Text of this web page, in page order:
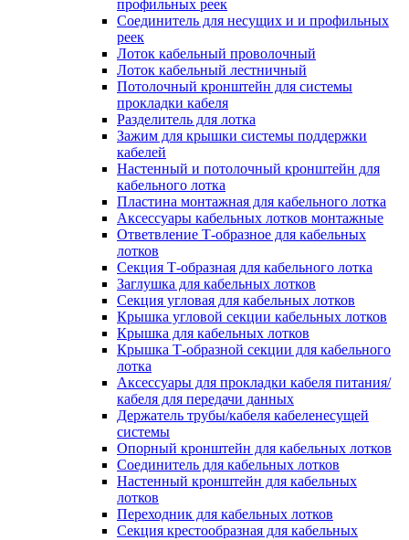
профильных реек
Соединитель для несущих и и профильных
реек
Лоток кабельный проволочный
Лоток кабельный лестничный
Потолочный кронштейн для системы
прокладки кабеля
Разделитель для лотка
Зажим для крышки системы поддержки
кабелей
Настенный и потолочный кронштейн для
кабельного лотка
Пластина монтажная для кабельного лотка
Аксессуары кабельных лотков монтажные
Ответвление Т-образное для кабельных
лотков
Секция Т-образная для кабельного лотка
Заглушка для кабельных лотков
Секция угловая для кабельных лотков
Крышка угловой секции кабельных лотков
Крышка для кабельных лотков
Крышка Т-образной секции для кабельного
лотка
Аксессуары для прокладки кабеля питания/
кабеля для передачи данных
Держатель трубы/кабеля кабеленесущей
системы
Опорный кронштейн для кабельных лотков
Соединитель для кабельных лотков
Настенный кронштейн для кабельных
лотков
Переходник для кабельных лотков
Секция крестообразная для кабельных